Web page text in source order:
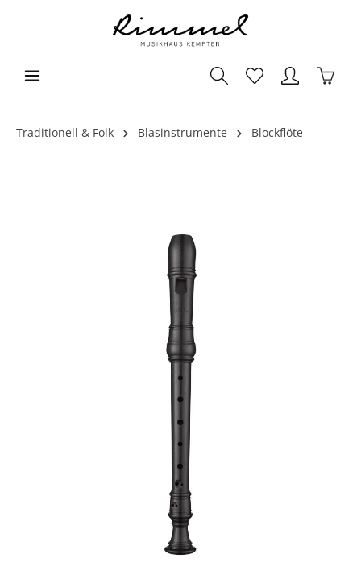
Traditionell & Folk Blasinstrumente Blockflöte